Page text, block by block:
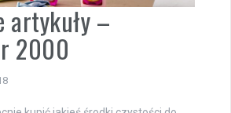
artykuły –
2000